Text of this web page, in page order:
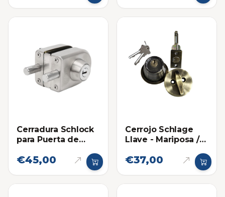
Cerradura Schlock
para Puerta de
Pasador con
€45,00
Cerrojo Schlage
Llave - Mariposa /
€37,00